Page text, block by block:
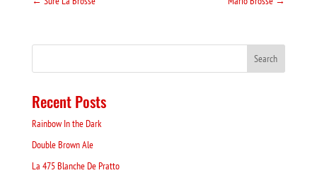
Recent Posts
Rainbow In the Dark
Double Brown Ale
La 475 Blanche De Pratto